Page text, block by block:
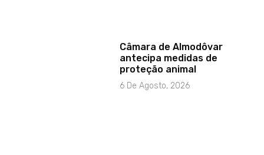
Câmara de Almodôvar
antecipa medidas de
proteção animal
6 De Agosto, 2026